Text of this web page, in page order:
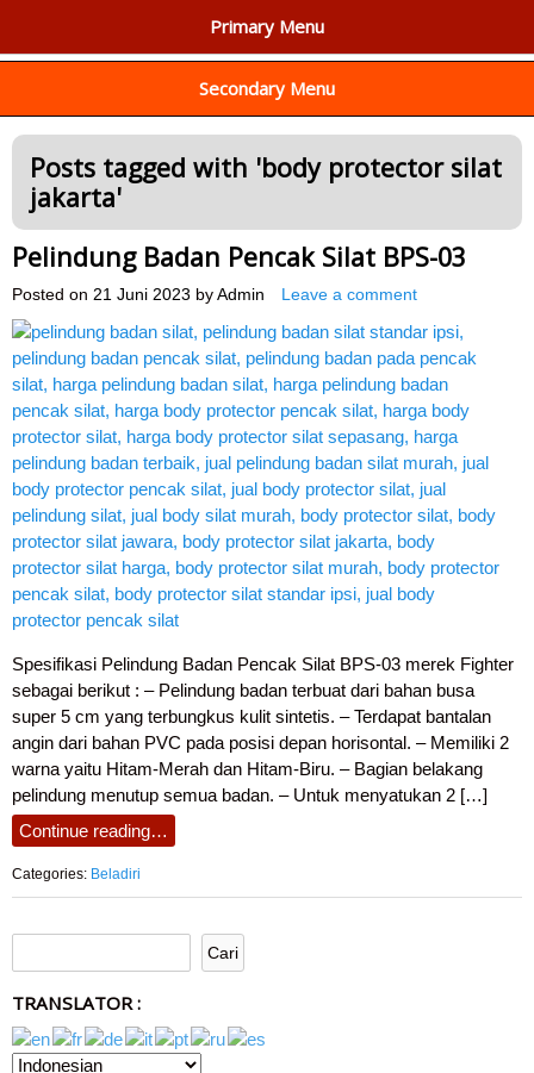
Primary Menu
AGEN ALAT OLAHRAGA
Menyediakan Alat Olahraga Terlengkap di Indonesia
Secondary Menu
Posts tagged with 'body protector silat
jakarta'
Pelindung Badan Pencak Silat BPS-03
Posted on 21 Juni 2023 by Admin Leave a comment
Spesifikasi Pelindung Badan Pencak Silat BPS-03 merek Fighter
sebagai berikut : – Pelindung badan terbuat dari bahan busa
super 5 cm yang terbungkus kulit sintetis. – Terdapat bantalan
angin dari bahan PVC pada posisi depan horisontal. – Memiliki 2
warna yaitu Hitam-Merah dan Hitam-Biru. – Bagian belakang
pelindung menutup semua badan. – Untuk menyatukan 2 […]
Continue reading…
Categories: Beladiri
TRANSLATOR :